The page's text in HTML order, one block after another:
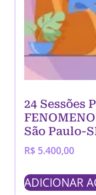
24 Sessões
São Paulo-
R$ 5.400,00
ADICIONAR